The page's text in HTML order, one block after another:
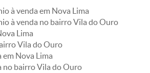
à venda em Nova Lima
à venda no bairro Vila do Ouro
Lima
Vila do Ouro
Nova Lima
no bairro Vila do Ouro